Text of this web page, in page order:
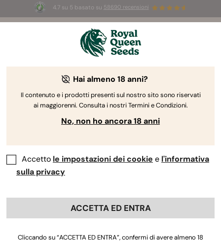
4.7 su 5 basato su 58690 recensioni
Summer Sales:Fino al 50% di sconto
su prodotti selezionati! ⏤
The RQS Blog
Hai almeno 18 anni?
Il contenuto e i prodotti presenti sul nostro sito sono riservati
ai maggiorenni. Consulta i nostri Termini e Condizioni.
No, non ho ancora 18 anni
Accetto le impostazioni dei cookie e l'informativa
sulla privacy
ACCETTA ED ENTRA
Cliccando su “ACCETTA ED ENTRA”, confermi di avere almeno 18